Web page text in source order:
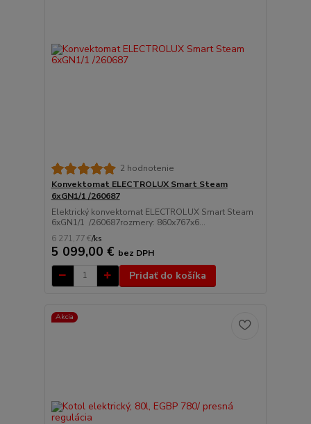
2 hodnotenie
Konvektomat ELECTROLUX Smart Steam
6xGN1/1 /260687
Elektrický konvektomat ELECTROLUX Smart Steam
6xGN1/1 /260687rozmery: 860x767x6...
6 271,77 €/ks
5 099,00 € bez DPH
Pridať do košíka
Akcia